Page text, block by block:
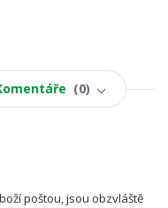
0
poštou, jsou obzvláště